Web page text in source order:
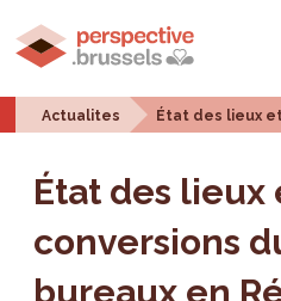
Actualites État des lieux
État des lieux
conversions
bureaux en